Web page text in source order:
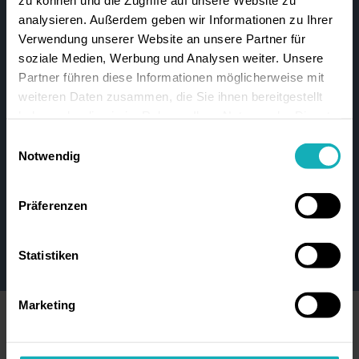
analysieren. Außerdem geben wir Informationen zu Ihrer
Verwendung unserer Website an unsere Partner für
soziale Medien, Werbung und Analysen weiter. Unsere
Partner führen diese Informationen möglicherweise mit
weiteren Daten zusammen, die Sie ihnen bereitgestellt
Notwendig
Präferenzen
Statistiken
Marketing
liebst, was Du tust – und das
immer zum Wohl unserer
Bewohner:innen
keine Angst vor mutigen
Innovationsgedanken hast
an- und ausgeht
Team passt und kein